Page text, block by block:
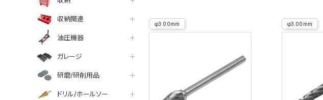
収納関連
油圧機器
ガレージ
研磨/研削用品
ドリル/ホールソー
φ3.00mm φ3.00mm